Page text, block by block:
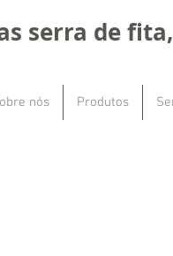
serra de
nós Produtos